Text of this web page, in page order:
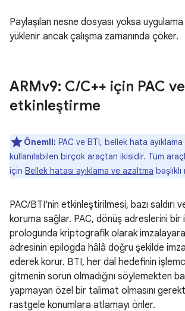
Paylaşılan nesne dosyası yoksa
yüklenir ancak çalışma zamanında çöker.
ARMv9: C/C++ için PAC
etkinleştirme
Önemli: PAC ve BTI, bellek hata
kullanılabilen birçok araçtan ikisidir. Tüm
için Bellek hatası ayıklama ve azaltma
PAC/BTI'nin etkinleştirilmesi, bazı saldırı
koruma sağlar. PAC, dönüş adreslerini bir
prologunda kriptografik olarak
adresinin epilogda hâlâ doğru şekilde
ederek korur. BTI, her dal hedefinin
gitmenin sorun olmadığını söylemekten
yapmayan özel bir talimat olmasını
rastgele konumlara atlamayı önler.